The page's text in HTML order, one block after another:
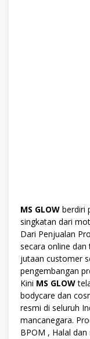
MS GLOW berdiri
singkatan dari
Dari Penjualan
secara online
jutaan customer
pengembangan
Kini MS GLOW
bodycare dan
resmi di seluruh
mancanegara.
BPOM , Halal